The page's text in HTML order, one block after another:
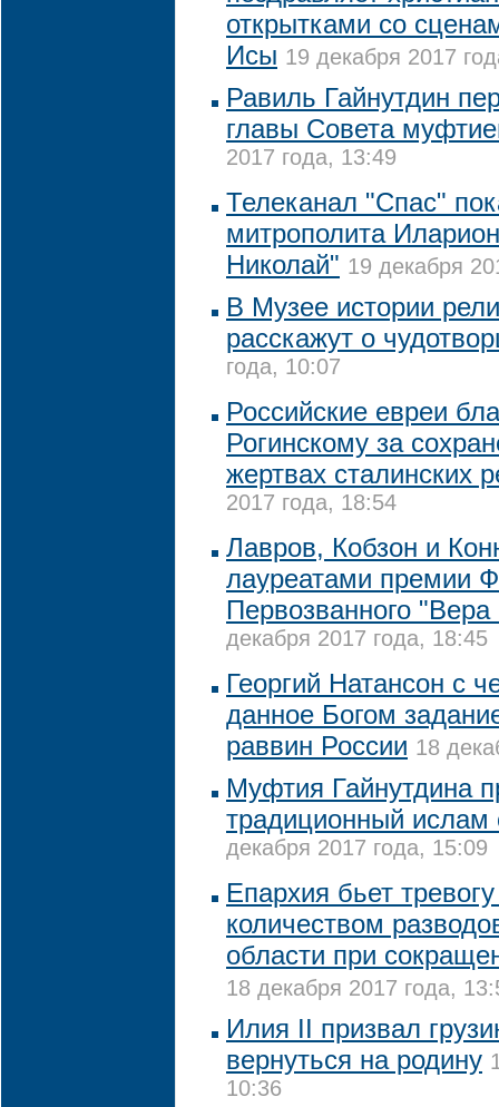
открытками со
Исы 19 декабря 2017
Равиль Гайнутдин
главы Совета
2017 года, 13:49
Телеканал "Спас"
митрополита
Николай" 19 декабря
В Музее истории
расскажут о
года, 10:07
Российские евреи
Рогинскому за
жертвах сталинских
2017 года, 18:54
Лавров, Кобзон и
лауреатами премии
Первозванного "Вера
декабря 2017 года, 18:45
Георгий Натансон с
данное Богом
раввин России 18
Муфтия Гайнутдина
традиционный ислам
декабря 2017 года, 15:09
Епархия бьет
количеством
области при
18 декабря 2017 года,
Илия II призвал
вернуться на родину
10:36